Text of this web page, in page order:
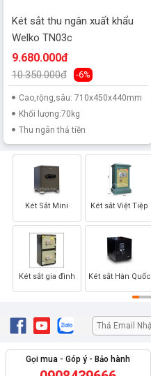
Két sắt thu ngân xuất khẩu
Welko TN03c
9.680.000đ
10.350.000đ -6%
Cao,rộng,sâu: 710x450x440mm
Khối lượng:70kg
Thu ngân thả tiền
Két Sắt Mini
Két sắt gia đình
Két sắt Việt Tiệp
Két sắt Hàn Quốc
Gọi mua - Góp ý - Bảo hành